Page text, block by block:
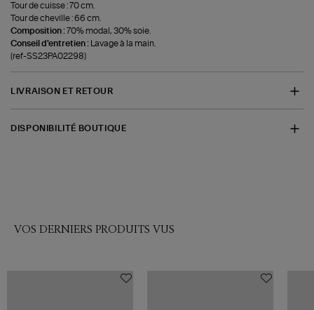
Tour de cuisse : 70 cm.
Tour de cheville : 66 cm.
Composition :70% modal, 30% soie.
Conseil d'entretien :
Lavage à la main.
(ref-SS23PA02298)
LIVRAISON ET RETOUR
DISPONIBILITÉ BOUTIQUE
VOS DERNIERS PRODUITS VUS